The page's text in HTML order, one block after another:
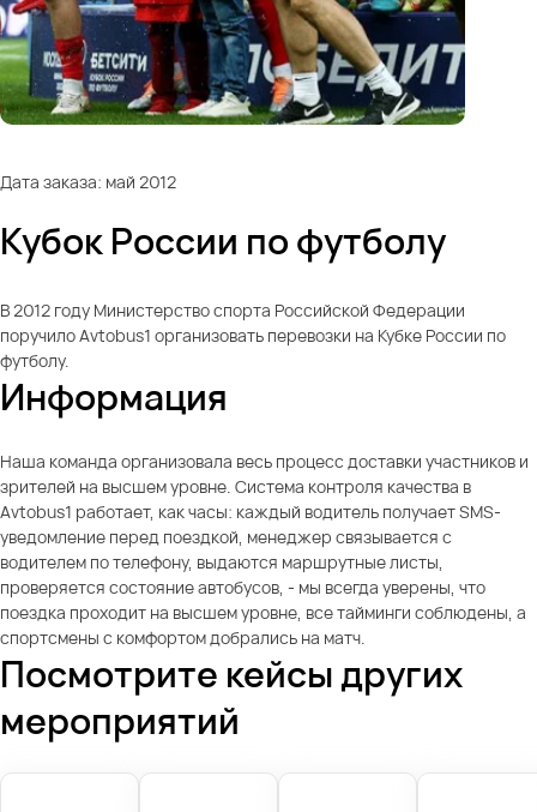
Дата заказа: май 2012
Кубок России по футболу
В 2012 году Министерство спорта Российской Федерации
поручило Avtobus1 организовать перевозки на Кубке России по
футболу.
Информация
Наша команда организовала весь процесс доставки участников и
зрителей на высшем уровне. Система контроля качества в
Avtobus1 работает, как часы: каждый водитель получает SMS-
уведомление перед поездкой, менеджер связывается с
водителем по телефону, выдаются маршрутные листы,
проверяется состояние автобусов, - мы всегда уверены, что
поездка проходит на высшем уровне, все тайминги соблюдены, а
спортсмены с комфортом добрались на матч.
Посмотрите кейсы других
мероприятий